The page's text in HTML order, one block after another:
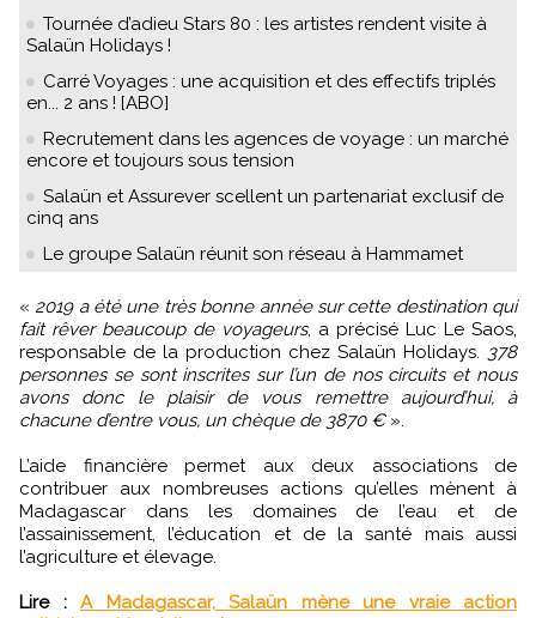
Tournée d’adieu Stars 80 : les artistes rendent visite à
Salaün Holidays !
Carré Voyages : une acquisition et des effectifs triplés
en... 2 ans ! [ABO]
Recrutement dans les agences de voyage : un marché
encore et toujours sous tension
Salaün et Assurever scellent un partenariat exclusif de
cinq ans
Le groupe Salaün réunit son réseau à Hammamet
« 2019 a été une très bonne année sur cette destination qui
fait rêver beaucoup de voyageurs, a précisé Luc Le Saos,
responsable de la production chez Salaün Holidays.
378
personnes se sont inscrites sur l’un de nos circuits et nous
avons donc le plaisir de vous remettre aujourd’hui, à
chacune d’entre vous, un chèque de 3870 € ».
L’aide financière permet aux deux associations de
contribuer aux nombreuses actions qu’elles mènent à
Madagascar dans les domaines de l’eau et de
l’assainissement, l’éducation et de la santé mais aussi
l’agriculture et élevage.
Lire :
A Madagascar, Salaün mène une vraie action